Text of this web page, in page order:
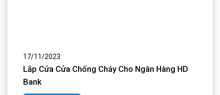
17/11/2023
Lắp Cửa Composite Cho Nhà Chị Sâm